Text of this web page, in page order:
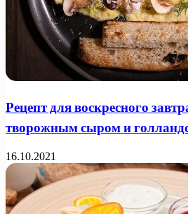
Рецепт для воскресного
творожным сыром и
16.10.2021